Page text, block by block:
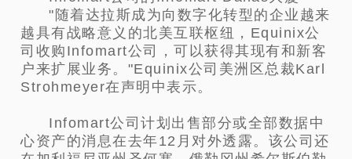
"随着达拉斯成为向数字化转型的企业越来
越具有战略意义的北美互联枢纽，Equinix公
司收购Infomart公司，可以获得其现有和新客
户来扩展业务。"Equinix公司美洲区总裁Karl
Strohmeyer在声明中表示。
Infomart公司计划出售部分或全部数据中
心资产的消息在去年12月对外透露。该公司还